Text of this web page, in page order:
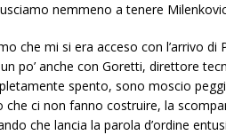
nemmeno a tenere
che mi si era acceso con l’arrivo di
po’ anche con Goretti, direttore
spento, sono moscio
che ci non fanno costruire, la
che lancia la parola d’ordine